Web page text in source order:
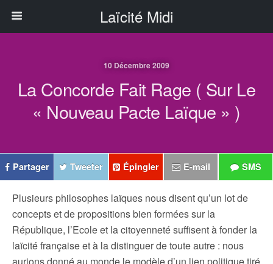
Laïcité Midi
10 Décembre 2009
La Concorde Fait Rage ( Sur Le
« Nouveau Pacte Laïque » )
Partager Tweeter Épingler E-mail SMS
Plusieurs philosophes laïques nous disent qu’un lot de
concepts et de propositions bien formées sur la
République, l’Ecole et la citoyenneté suffisent à fonder la
laïcité française et à la distinguer de toute autre : nous